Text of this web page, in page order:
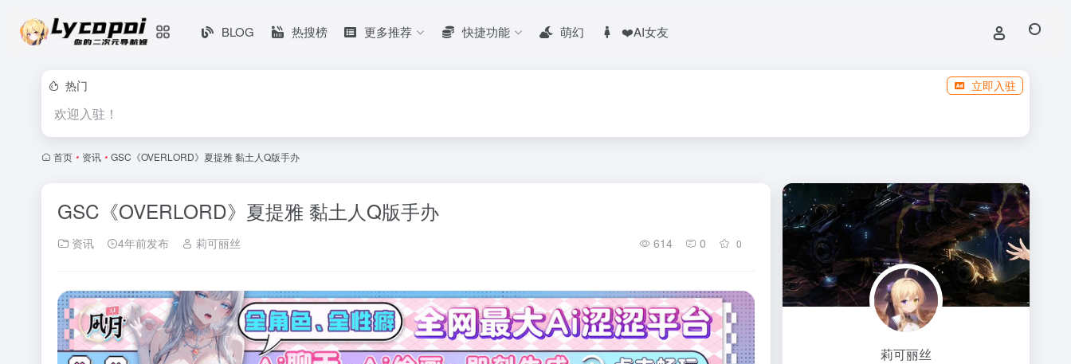
BLOG 热搜榜 更多推荐 快捷功能 萌幻 ❤️AI女友
热门 立即入驻
欢迎入驻！
首页 • 资讯 • GSC《OVERLORD》夏提雅 黏土人Q版手办
GSC《OVERLORD》夏提雅 黏土人Q版手办
资讯 4年前发布 莉可丽丝 614 0 0
莉可丽丝